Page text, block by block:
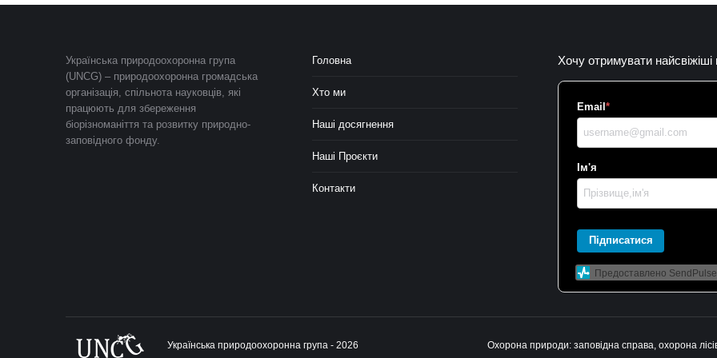
Українська природоохоронна група
(UNCG) – природоохоронна громадська
організація, спільнота науковців, які
працюють для збереження
біорізноманіття та розвитку природно-
заповідного фонду.
Головна
Хто ми
Наші досягнення
Наші Проєкти
Контакти
Хочу отримувати найсвіжіші
Email*
Ім'я
Підписатися
Предоставлено SendPulse
Українська природоохоронна група - 2026 Охорона природи: заповідна справа, охорона